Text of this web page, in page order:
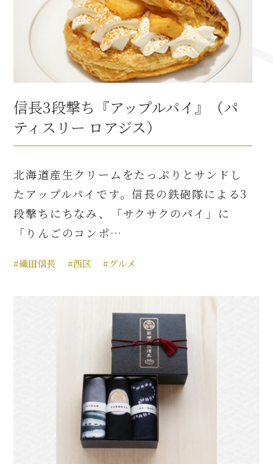
利家関連 史跡 一覧
犬千代ルート
加藤清正と名古屋の関係
清正関連 史跡 一覧
名古屋＜清正＞観光モデルコース
信長3段撃ち『アップルパイ』（パ
ティスリー ロアジス）
北海道産生クリームをたっぷりとサンドし
たアップルパイです。信長の鉄砲隊による3
段撃ちにちなみ、「サクサクのパイ」に
「りんごのコンポ…
#織田信長 #西区 #グルメ